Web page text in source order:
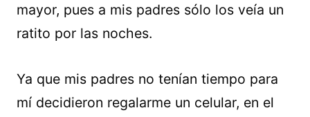
mayor, pues a mis padres sólo los veía un
ratito por las noches.
Ya que mis padres no tenían tiempo para
mí decidieron regalarme un celular, en el